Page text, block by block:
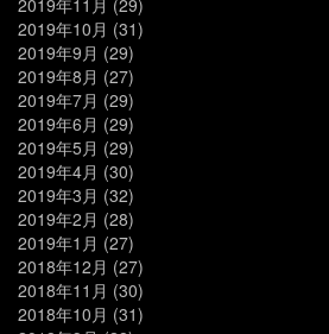
2019年10月 (31)
2019年9月 (29)
2019年8月 (27)
2019年7月 (29)
2019年6月 (29)
2019年5月 (29)
2019年4月 (30)
2019年3月 (32)
2019年2月 (28)
2019年1月 (27)
2018年12月 (27)
2018年11月 (30)
2018年10月 (31)